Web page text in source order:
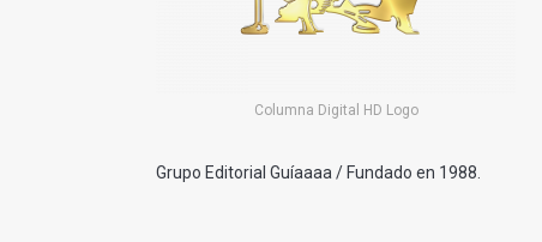
Columna Digital HD Logo
Grupo Editorial Guíaaaa / Fundado en 1988.